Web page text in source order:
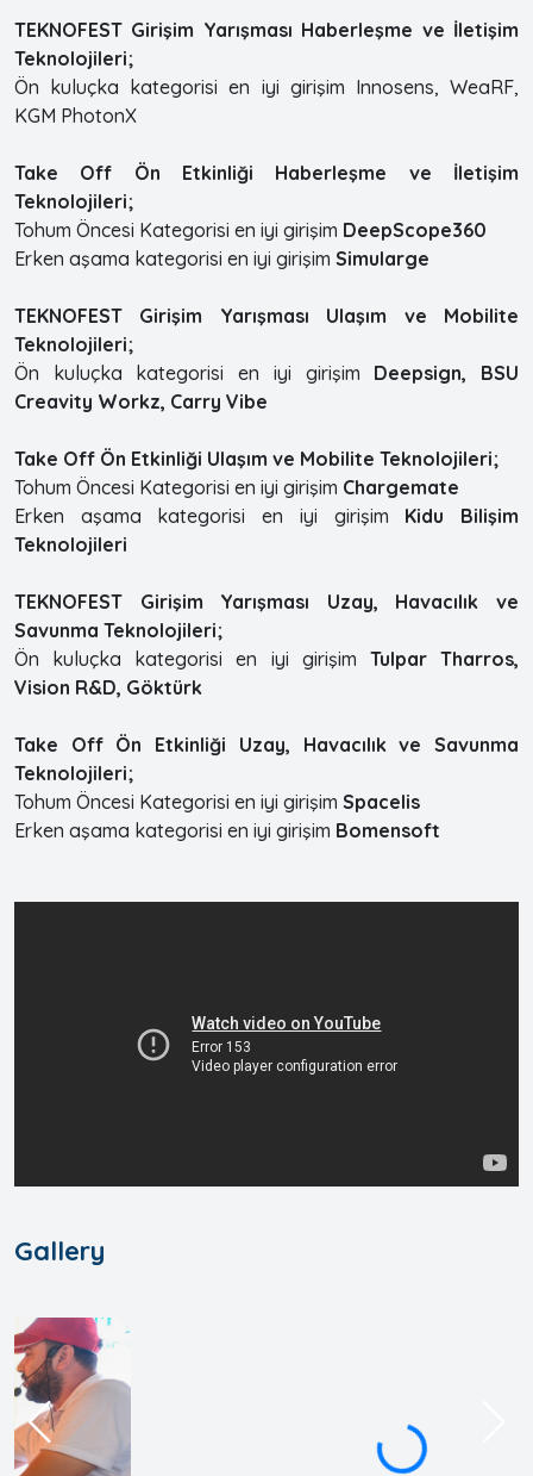
TEKNOFEST Girişim Yarışması Haberleşme ve İletişim
Teknolojileri;
Ön kuluçka kategorisi en iyi girişim Innosens, WeaRF,
KGM PhotonX
Take Off Ön Etkinliği Haberleşme ve İletişim
Teknolojileri;
Tohum Öncesi Kategorisi en iyi girişim DeepScope360
Erken aşama kategorisi en iyi girişim Simularge
TEKNOFEST Girişim Yarışması Ulaşım ve Mobilite
Teknolojileri;
Ön kuluçka kategorisi en iyi girişim Deepsign, BSU
Creavity Workz, Carry Vibe
Take Off Ön Etkinliği Ulaşım ve Mobilite Teknolojileri;
Tohum Öncesi Kategorisi en iyi girişim Chargemate
Erken aşama kategorisi en iyi girişim Kidu Bilişim
Teknolojileri
TEKNOFEST Girişim Yarışması Uzay, Havacılık ve
Savunma Teknolojileri;
Ön kuluçka kategorisi en iyi girişim Tulpar Tharros,
Vision R&D, Göktürk
Take Off Ön Etkinliği Uzay, Havacılık ve Savunma
Teknolojileri;
Tohum Öncesi Kategorisi en iyi girişim Spacelis
Erken aşama kategorisi en iyi girişim Bomensoft
Gallery